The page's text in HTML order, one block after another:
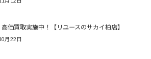
価買取実施中！【リユースのサカイ柏店】
月22日